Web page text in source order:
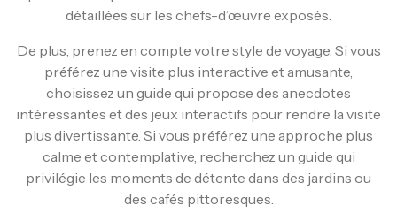
détaillées sur les chefs-d’œuvre exposés.
De plus, prenez en compte votre style de voyage. Si vous
préférez une visite plus interactive et amusante,
choisissez un guide qui propose des anecdotes
intéressantes et des jeux interactifs pour rendre la visite
plus divertissante. Si vous préférez une approche plus
calme et contemplative, recherchez un guide qui
privilégie les moments de détente dans des jardins ou
des cafés pittoresques.